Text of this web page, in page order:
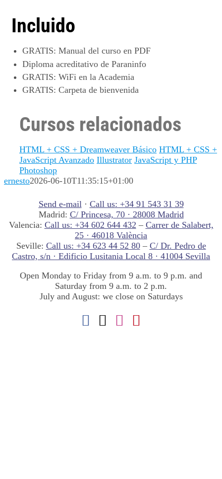
Incluido
GRATIS: Manual del curso en PDF
Diploma acreditativo de Paraninfo
GRATIS: WiFi en la Academia
GRATIS: Carpeta de bienvenida
Cursos relacionados
HTML + CSS + Dreamweaver Básico HTML + CSS +
JavaScript Avanzado Illustrator JavaScript y PHP
Photoshop
ernesto2026-06-10T11:35:15+01:00
Send e-mail · Call us: +34 91 543 31 39
Madrid: C/ Princesa, 70 · 28008 Madrid
Valencia: Call us: +34 602 644 432 – Carrer de Salabert,
25 · 46018 València
Seville: Call us: +34 623 44 52 80– C/ Dr. Pedro de
Castro, s/n · Edificio Lusitania Local 8 · 41004 Sevilla
Open Monday to Friday from 9 a.m. to 9 p.m. and
Saturday from 9 a.m. to 2 p.m.
July and August: we close on Saturdays